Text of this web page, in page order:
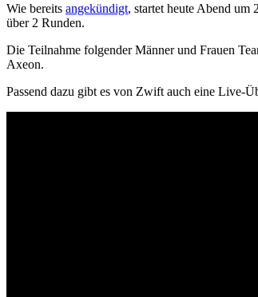
Wie bereits angekündigt, startet heute Abend um
über 2 Runden.
Die Teilnahme folgender Männer und Frauen
Axeon.
Passend dazu gibt es von Zwift auch eine Live-